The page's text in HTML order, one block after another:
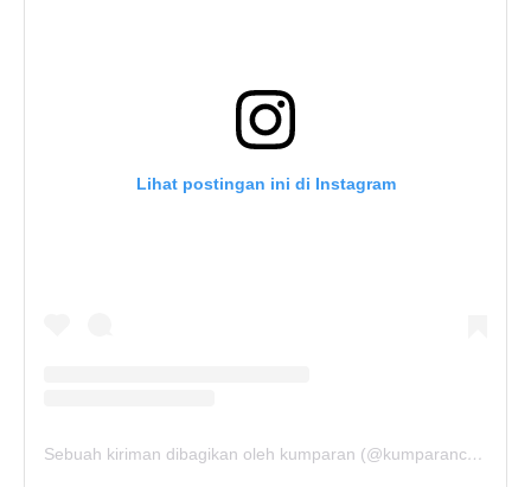
Lihat postingan ini di Instagram
Sebuah kiriman dibagikan oleh kumparan (@kumparancom)